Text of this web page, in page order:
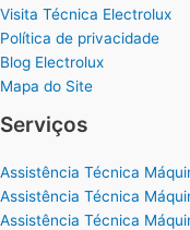
Visita Técnica Electrolux
Política de privacidade
Blog Electrolux
Mapa do Site
Serviços
Assistência Técnica
Assistência Técnica
Assistência Técnica